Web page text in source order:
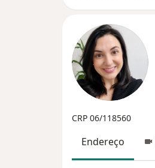
CRP 06/118560
Endereço